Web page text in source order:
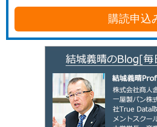
購読申込